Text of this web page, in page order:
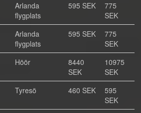
Arlanda
flygplats
595 SEK
775
SEK
Arlanda
flygplats
595 SEK
775
SEK
Höör
8440
SEK
10975
SEK
Tyresö 460 SEK
595
SEK